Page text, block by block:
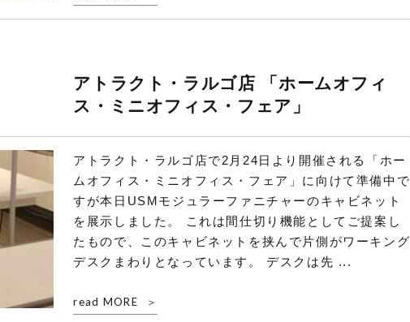
アトラクト・ラルゴ店 「ホームオフィ
ス・ミニオフィス・フェア」
アトラクト・ラルゴ店で2月24日より開催される「ホー
ムオフィス・ミニオフィス・フェア」に向けて準備中で
すが本日USMモジュラーファニチャーのキャビネット
を展示しました。 これは間仕切り機能としてご提案し
たもので、このキャビネットを挟んで片側がワーキング
デスクまわりとなっています。 デスクは先 ...
read MORE